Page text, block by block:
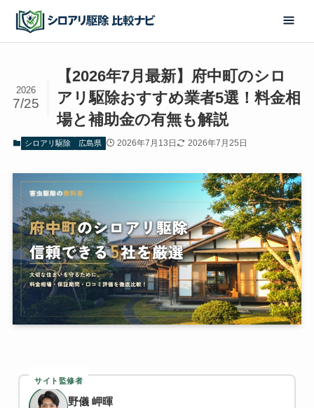
【2026年7月最新】府中町のシロ
アリ駆除おすすめ業者5選！料金相
場と補助金の有無も解説
2026
7/25
シロアリ駆除 広島県 2026年7月13日 2026年7月25日
サイト監修者
野儀 岬暉